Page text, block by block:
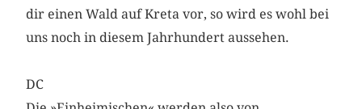
dir einen Wald auf Kreta vor, so wird es wohl bei
uns noch in diesem Jahrhundert aussehen.
DC